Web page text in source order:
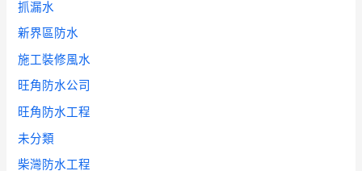
抓漏水
新界區防水
施工裝修風水
旺角防水公司
旺角防水工程
未分類
柴灣防水工程